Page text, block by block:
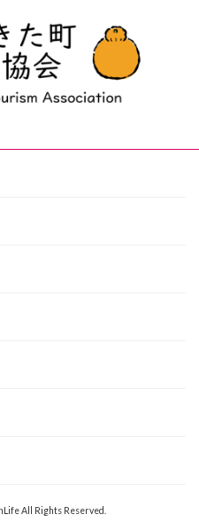
All Rights Reserved.